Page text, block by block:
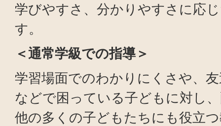
学びやすさ、分かりやすさに応
す。
＜通常学級での指導＞
学習場面でのわかりにくさや、
などで困っている子どもに対し
他の多くの子どもたちにも役立